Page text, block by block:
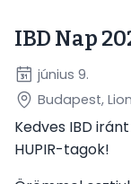
Main
navigation
IBD Nap
június 9.
Budapest,
Kedves IBD
HUPIR-tagok!